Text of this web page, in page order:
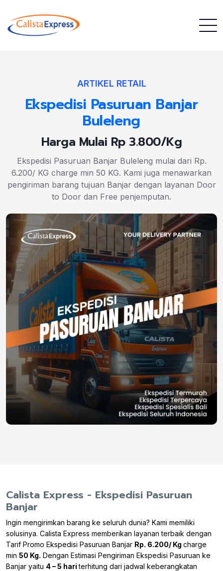
ARTIKEL RETAIL
Ekspedisi Pasuruan Banjar
Buleleng
Harga Mulai Rp 3.800/Kg
Ekspedisi Pasuruan Banjar Buleleng mulai dari Rp.
6.200/ KG charge min 50 KG. Kami juga menawarkan
pengiriman barang tujuan Banjar dengan layanan Door
to Door dan Free penjemputan.
Calista Express - Ekspedisi Pasuruan
Banjar
Ingin mengirimkan barang ke seluruh dunia? Kami memiliki
solusinya. Calista Express memberikan layanan terbaik dengan
Tarif Promo Ekspedisi Pasuruan Banjar Rp. 6.200/ Kg charge
min 50 Kg. Dengan Estimasi Pengiriman Ekspedisi Pasuruan ke
Banjar yaitu 4 – 5 hariterhitung dari jadwal keberangkatan